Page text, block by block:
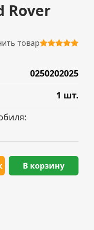
Rover
товар
0250202025
1 шт.
В корзину